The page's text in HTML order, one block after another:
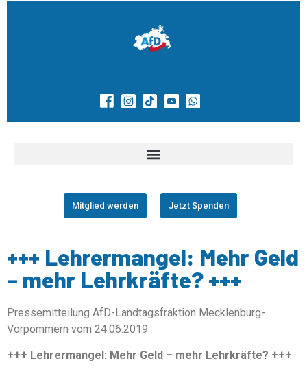
Mitglied werden Jetzt Spenden
+++ Lehrermangel: Mehr Geld
– mehr Lehrkräfte? +++
Pressemitteilung AfD-Landtagsfraktion Mecklenburg-
Vorpommern vom 24.06.2019
+++ Lehrermangel: Mehr Geld – mehr Lehrkräfte? +++